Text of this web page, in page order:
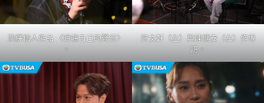
演繹個人作品 〈聆聽自己的聲音〉
。
許文軒（左）與陳健安（右）作專
訪。